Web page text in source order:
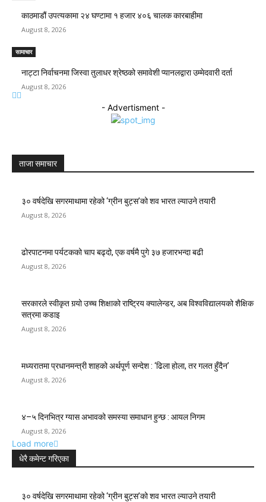
काठमाडौं उपत्यकामा २४ घण्टामा १ हजार ४०६ चालक कारबाहीमा
August 8, 2026
सामाचार
नाट्टा निर्वाचनमा जिस्वा तुलाधर श्रेष्ठको समावेशी प्यानलद्वारा उम्मेदवारी दर्ता
August 8, 2026
- Advertisment -
ताजा समाचार
३० वर्षदेखि सगरमाथामा रहेको ‘ग्रीन बुट्स’को शव भारत ल्याउने तयारी
August 8, 2026
ढोरपाटनमा पर्यटकको चाप बढ्दो, एक वर्षमै पुगे ३७ हजारभन्दा बढी
August 8, 2026
सरकारले स्वीकृत गर्‍यो उच्च शिक्षाको राष्ट्रिय क्यालेन्डर, अब विश्वविद्यालयको शैक्षिक
सत्रमा कडाइ
August 8, 2026
मध्यरातमा प्रधानमन्त्री शाहको अर्थपूर्ण सन्देश : ‘ढिला होला, तर गलत हुँदैन’
August 8, 2026
४–५ दिनभित्र ग्यास अभावको समस्या समाधान हुन्छ : आयल निगम
August 8, 2026
Load more
धेरै कमेन्ट गरिएका
३० वर्षदेखि सगरमाथामा रहेको ‘ग्रीन बुट्स’को शव भारत ल्याउने तयारी